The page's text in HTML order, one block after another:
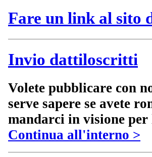
Fare un link al sito
Invio dattiloscritti
Volete pubblicare con
serve sapere se avete
mandarci in visione
Continua all'interno >